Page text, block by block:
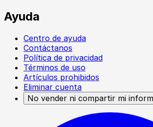
Ayuda
Centro de ayuda
Contáctanos
Política de privacidad
Términos de uso
Artículos prohibidos
Eliminar cuenta
No vender ni compartir mi